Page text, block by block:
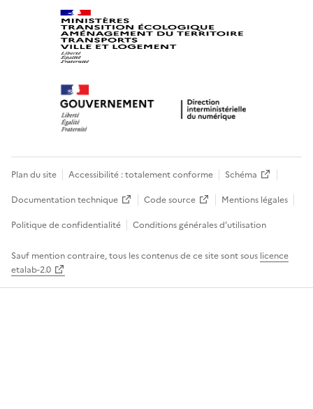
Plan du site Accessibilité : totalement conforme
Schéma
Documentation technique
Code source
Mentions légales
Politique de confidentialité
Conditions générales d’utilisation
Sauf mention contraire, tous les contenus de ce site sont sous licence
etalab-2.0